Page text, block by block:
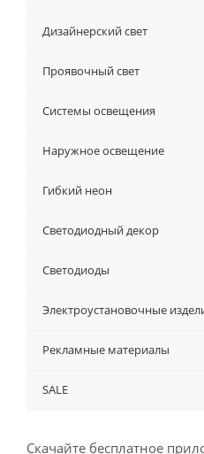
Дизайнерский свет
Проявочный свет
Системы освещения
Наружное освещение
Гибкий неон
Светодиодный декор
Светодиоды
Электроустановочные
Рекламные материалы
SALE
Скачайте бесплатное